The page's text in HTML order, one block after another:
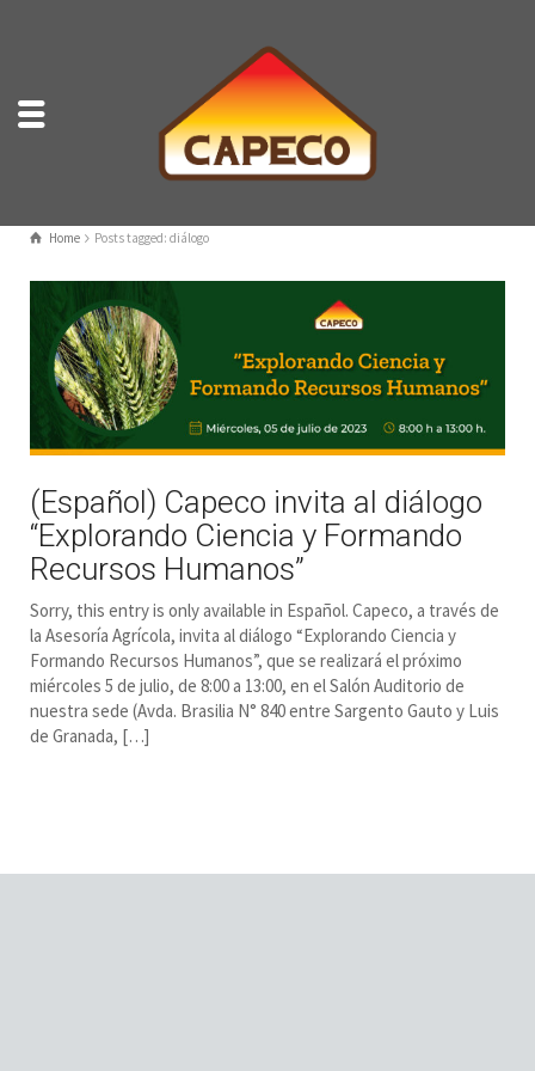
Home Posts tagged: diálogo
(Español) Capeco invita al diálogo
“Explorando Ciencia y Formando
Recursos Humanos”
Sorry, this entry is only available in Español. Capeco, a través de
la Asesoría Agrícola, invita al diálogo “Explorando Ciencia y
Formando Recursos Humanos”, que se realizará el próximo
miércoles 5 de julio, de 8:00 a 13:00, en el Salón Auditorio de
nuestra sede (Avda. Brasilia N° 840 entre Sargento Gauto y Luis
de Granada, […]